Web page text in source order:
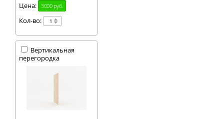
Цена: 3000 руб.
Кол-во:
Вертикальная
перегородка